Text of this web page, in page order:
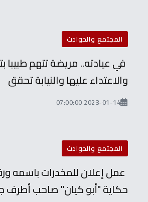
المجتمع والحوادث
في عيادته.. مريضة تتهم طبيبا
والاعتداء عليها والنيابة تحقق
2023-01-14 07:00:00
المجتمع والحوادث
عمل إعلان للمخدرات باسمه
حكاية "أبو كيان" صاحب أطرف